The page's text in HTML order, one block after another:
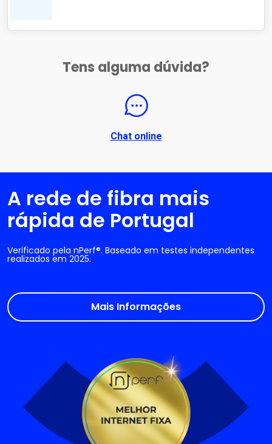
Tens alguma dúvida?
Chat online
A rede de fibra mais
rápida de Portugal
Verificado pela nPerf®. Baseado em testes independentes
realizados em 2025.
Mais Informações